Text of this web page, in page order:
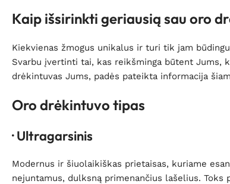
Kaip išsirinkti geriausią sau oro
Kiekvienas žmogus unikalus ir turi tik jam
Svarbu įvertinti tai, kas reikšminga būtent Jums,
drėkintuvas Jums, padės pateikta informacija
Oro drėkintuvo tipas
· Ultragarsinis
Modernus ir šiuolaikiškas prietaisas, kuriame
nejuntamus, dulksną primenančius lašelius.